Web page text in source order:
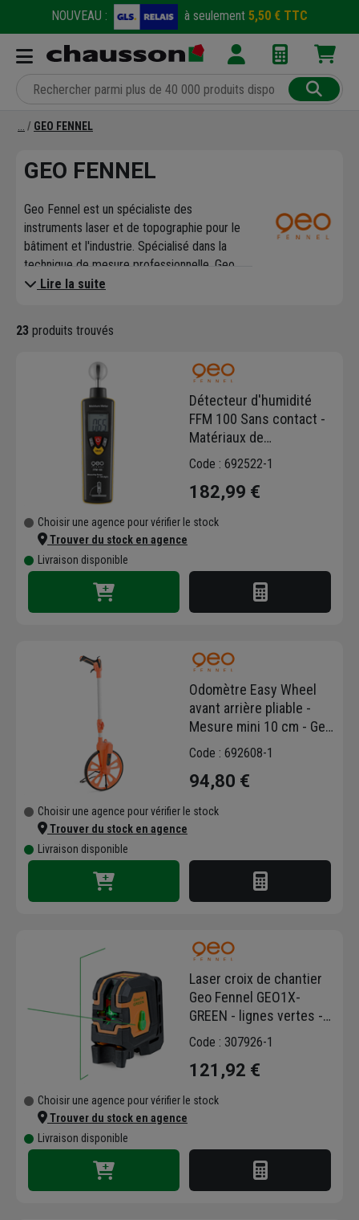
NOUVEAU : à seulement 5,50 € TTC
GEO FENNEL
GEO FENNEL
Geo Fennel est un spécialiste des
instruments laser et de topographie pour le
bâtiment et l'industrie. Spécialisé dans la
technique de mesure professionnelle, Geo
Fennel innove sans cesse pour offrir des
essentiellement constituée d'instruments
d'alignement. Retrouvez leurs produits pour
le nivellement, la mesure de distance et
d'angle, la localisation, et la topographie par
Lire la suite
23 produits trouvés
Détecteur d'humidité
FFM 100 Sans contact -
Matériaux de
construction - Geo
Code : 692522-1
182,99 €
Choisir une agence pour vérifier le stock
Trouver du stock en agence
Livraison disponible
Odomètre Easy Wheel
avant arrière pliable -
Mesure mini 10 cm - Geo
Fennel - Orange
Code : 692608-1
94,80 €
Choisir une agence pour vérifier le stock
Trouver du stock en agence
Livraison disponible
Laser croix de chantier
Geo Fennel GEO1X-
GREEN - lignes vertes -
en sacoche avec
AA
Code : 307926-1
121,92 €
Choisir une agence pour vérifier le stock
Trouver du stock en agence
Livraison disponible